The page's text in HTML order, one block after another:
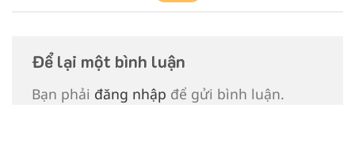
Để lại một bình luận
Bạn phải đăng nhập để gửi bình luận.